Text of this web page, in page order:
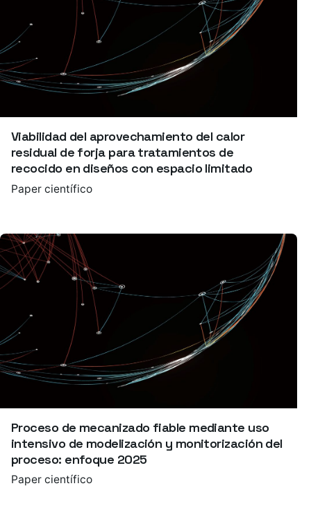
Viabilidad del aprovechamiento del calor
residual de forja para tratamientos de
recocido en diseños con espacio limitado
Paper científico
Proceso de mecanizado fiable mediante uso
intensivo de modelización y monitorización del
proceso: enfoque 2025
Paper científico